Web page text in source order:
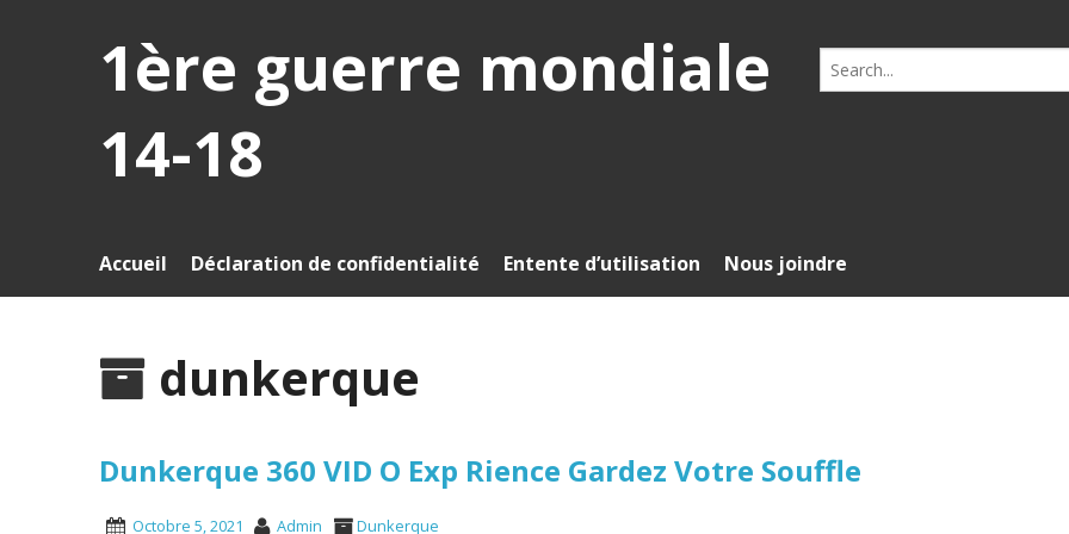
1ère guerre mondiale
14-18
Search
for:
Accueil Déclaration de confidentialité Entente d’utilisation Nous joindre
dunkerque
Dunkerque 360 VID O Exp Rience Gardez Votre Souffle
Octobre 5, 2021 Admin Dunkerque